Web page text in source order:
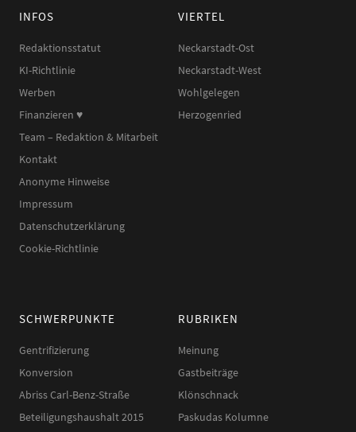
INFOS
Redaktionsstatut
KI-Richtlinie
Werben
Finanzieren ♥︎
Team – Redaktion & Mitarbeit
Kontakt
Anonyme Hinweise
Impressum
Datenschutzerklärung
Cookie-Richtlinie
VIERTEL
Neckarstadt-Ost
Neckarstadt-West
Wohlgelegen
Herzogenried
SCHWERPUNKTE
Gentrifizierung
Konversion
Abriss Carl-Benz-Straße
Beteiligungshaushalt 2015
RUBRIKEN
Meinung
Gastbeiträge
Klönschnack
Paskudas Kolumne